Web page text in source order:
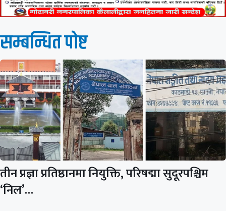
सम्बन्धित पाेष्ट
तीन प्रज्ञा प्रतिष्ठानमा नियुक्ति, परिषद्मा सुदूरपश्चिम
‘निल’…